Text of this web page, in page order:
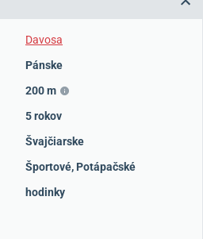
Davosa
Pánske
200 m
5 rokov
Švajčiarske
Športové, Potápačské
hodinky